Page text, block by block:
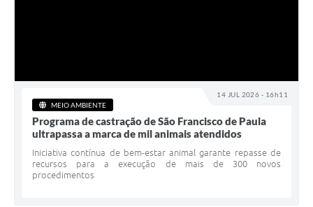
14 JUL 2026 - 16h11
MEIO AMBIENTE
Programa de castração de São Francisco de Paula
ultrapassa a marca de mil animais atendidos
Iniciativa contínua de bem-estar animal garante repasse de
recursos para a execução de mais de 300 novos
procedimentos